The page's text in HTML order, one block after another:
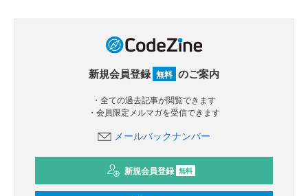
新規会員登録 無料 のご案内
・全ての過去記事が閲覧できます
・会員限定メルマガを受信できます
メールバックナンバー
新規会員登録 無料